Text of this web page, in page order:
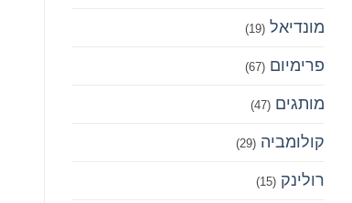
מונדיאל (19)
פרימיום‎ (67)
מותגים (47)
קולומביה (29)
רולינק (15)